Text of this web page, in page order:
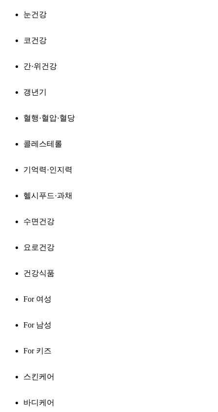
눈건강
코건강
간·위건강
갱년기
혈행·혈압·혈당
콜레스테롤
기억력·인지력
헬시푸드·과채
수면건강
요로건강
건강식품
For 여성
For 남성
For 키즈
스킨케어
바디케어